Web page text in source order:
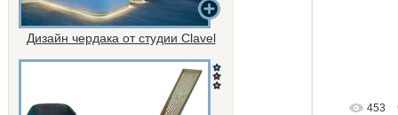
Дизайн чердака от студии Clavel
453